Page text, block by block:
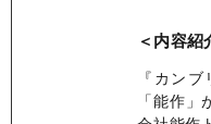
＜内容紹
『カン
「能作